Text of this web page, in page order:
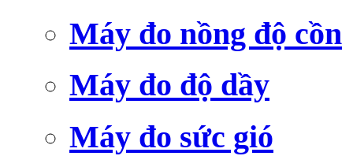
Máy đo nồng độ cồn
Máy đo độ dầy
Máy đo sức gió